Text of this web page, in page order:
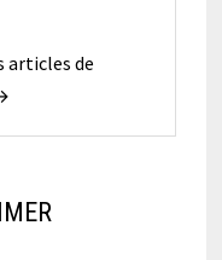
articles de